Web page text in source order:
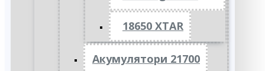
18650 XTAR
Акумулятори 21700